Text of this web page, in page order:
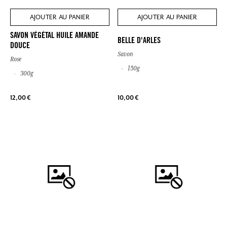
AJOUTER AU PANIER
SAVON VÉGÉTAL HUILE AMANDE
DOUCE
Rose
300g
12,00 €
AJOUTER AU PANIER
BELLE D'ARLES
Savon
150g
10,00 €